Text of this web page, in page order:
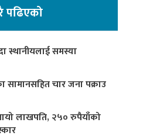
पढिएको
स्थानीयलाई समस्या
चार जना पक्राउ
लाखपति, २५० रुपैयाँको